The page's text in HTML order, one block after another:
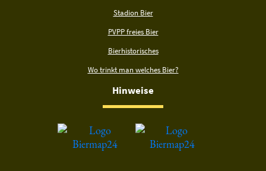
Stadion Bier
PVPP freies Bier
Bierhistorisches
Wo trinkt man welches Bier?
Hinweise